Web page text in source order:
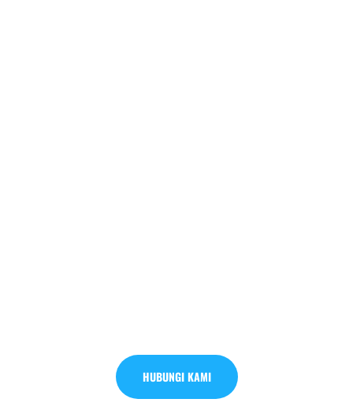
HUBUNGI KAMI